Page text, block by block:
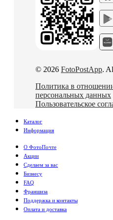
© 2026 FotoPostApp.
Политика в
персональных данных
Пользовательское
Каталог
Информация
О ФотоПочте
Акции
Сделаем за вас
Бизнесу
FAQ
Франшиза
Поддержка и контакты
Оплата и доставка